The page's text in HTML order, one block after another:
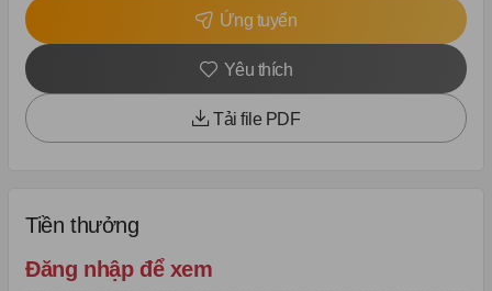
Ứng tuyển
Yêu thích
Tải file PDF
Tiền thưởng
Đăng nhập để xem